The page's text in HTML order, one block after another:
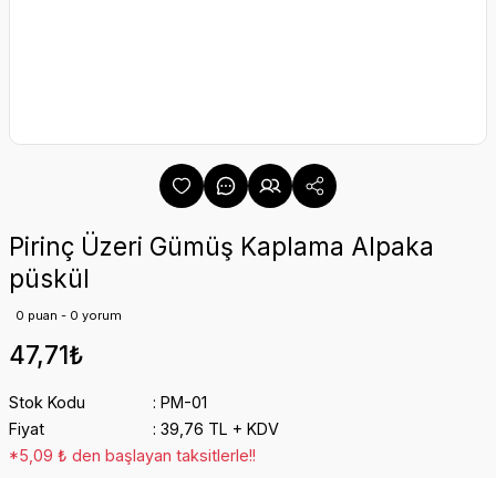
Pirinç Üzeri Gümüş Kaplama Alpaka
püskül
0 puan - 0 yorum
47,71₺
Stok Kodu
PM-01
Fiyat
39,76 TL + KDV
*5,09 ₺ den başlayan taksitlerle!!